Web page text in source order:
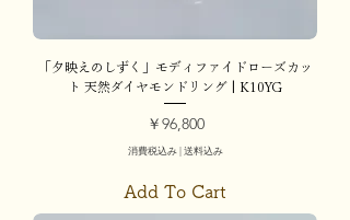
「夕映えのしずく」モディファイドローズカッ
ト 天然ダイヤモンドリング | K10YG
価格
￥96,800
消費税込み|送料込み
Add To Cart